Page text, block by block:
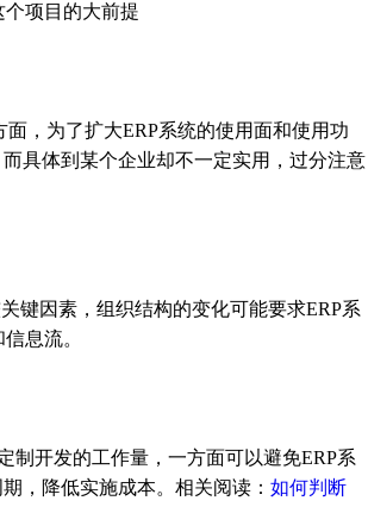
项目的大前提
，为了扩大ERP系统的使用面和使用功
具体到某个企业却不一定实用，过分注意
键因素，组织结构的变化可能要求ERP系
息流。
开发的工作量，一方面可以避免ERP系
，降低实施成本。相关阅读： 如何判断